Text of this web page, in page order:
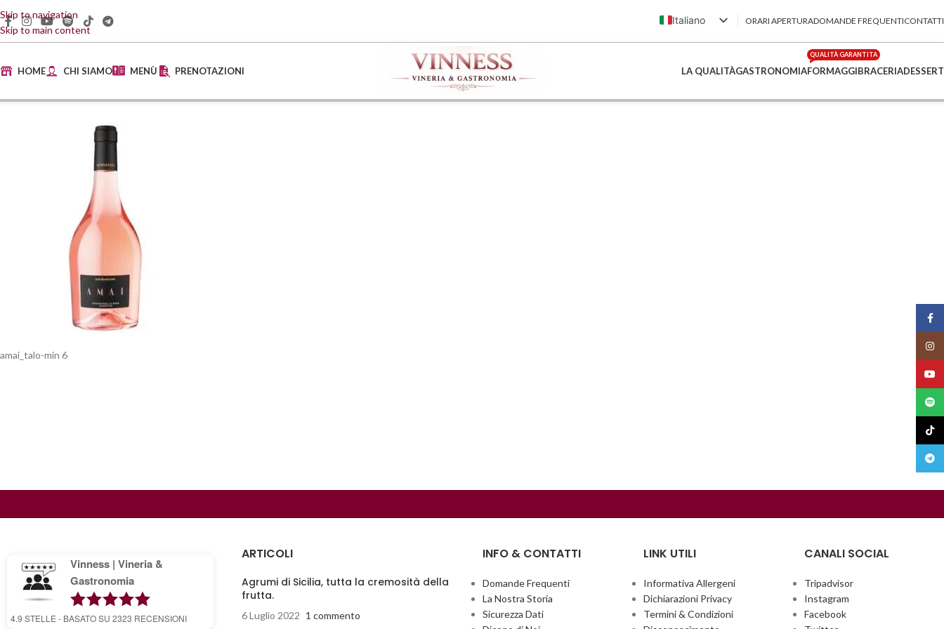
Skip to navigation
Skip to main content
Italiano
English (UK)
Français
ORARI APERTURADOMANDE FREQUENTICONTATTI
HOME CHI SIAMO MENÙ PRENOTAZIONI LA QUALITÀGASTRONOMIAFORMAGGI
QUALITÀ GARANTITA
BRACERIADESSERT
amai_talo-min 6
Vinness | Vineria &
Gastronomia
4.9 STELLE - BASATO SU 2323 RECENSIONI
ARTICOLI
Agrumi di Sicilia, tutta la cremosità della
frutta.
6 Luglio 2022 1 commento
INFO & CONTATTI
Domande Frequenti
La Nostra Storia
Sicurezza Dati
LINK UTILI
Informativa Allergeni
Dichiarazioni Privacy
Termini & Condizioni
CANALI SOCIAL
Tripadvisor
Instagram
Facebook